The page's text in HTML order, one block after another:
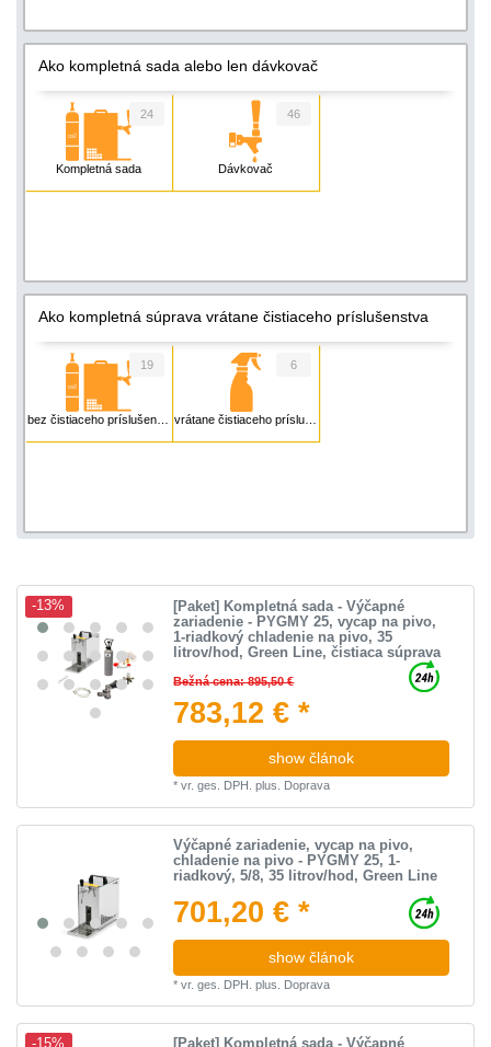
Ako kompletná sada alebo len dávkovač
Kompletná sada
24
Dávkovač
46
Ako kompletná súprava vrátane čistiaceho príslušenstva
bez čistiaceho príslušenstva
19
vrátane čistiaceho príslušenstva
6
-13%
[Paket] Kompletná sada - Výčapné
zariadenie - PYGMY 25, vycap na pivo,
1-riadkový chladenie na pivo, 35
litrov/hod, Green Line, čistiaca súprava
Bežná cena: 895,50 €
783,12 € *
show článok
*vr. ges. DPH. plus. Doprava
Výčapné zariadenie, vycap na pivo,
chladenie na pivo - PYGMY 25, 1-
riadkový, 5/8, 35 litrov/hod, Green Line
701,20 € *
show článok
*vr. ges. DPH. plus. Doprava
-15% [Paket] Kompletná sada - Výčapné